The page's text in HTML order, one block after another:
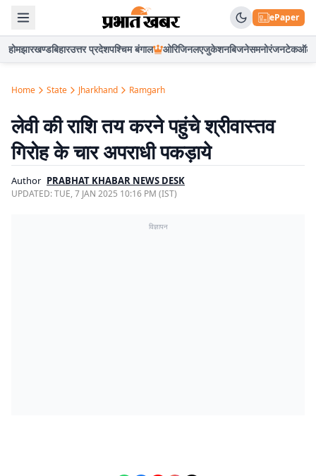
ePaper
होमझारखण्डबिहारउत्तर प्रदेशपश्चिम बंगाल ओरिजिनलएजुकेशनबिजनेसमनोरंजनटेकऑटो
Home State Jharkhand Ramgarh
लेवी की राशि तय करने पहुंचे श्रीवास्तव
गिरोह के चार अपराधी पकड़ाये
Author PRABHAT KHABAR NEWS DESK
UPDATED:TUE, 7 JAN 2025 10:16 PM (IST)
विज्ञापन